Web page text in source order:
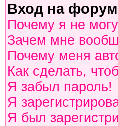
Вход на форум
Почему я не
Зачем мне
Почему меня
Как сделать,
Я забыл пароль!
Я
Я был